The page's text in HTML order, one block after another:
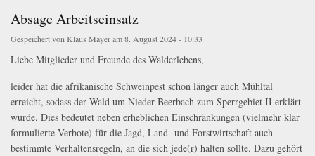
Absage Arbeitseinsatz
Gespeichert von Klaus Mayeram 8. August 2024 - 10:33
Liebe Mitglieder und Freunde des Walderlebens,
leider hat die afrikanische Schweinpest schon länger auch Mühltal
erreicht, sodass der Wald um Nieder-Beerbach zum Sperrgebiet II erklärt
wurde. Dies bedeutet neben erheblichen Einschränkungen (vielmehr klar
formulierte Verbote) für die Jagd, Land- und Forstwirtschaft auch
bestimmte Verhaltensregeln, an die sich jede(r) halten sollte. Dazu gehört